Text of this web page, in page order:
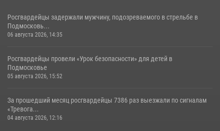
Росгвардейцы задержали мужчину, подозреваемого в стрельбе в
Подмосковь...
06 августа 2026, 14:35
Росгвардейцы провели «Урок безопасности» для детей в
Подмосковье
05 августа 2026, 15:52
За прошедший месяц росгвардейцы 7386 раз выезжали по сигналам
«Тревога...
04 августа 2026, 12:16